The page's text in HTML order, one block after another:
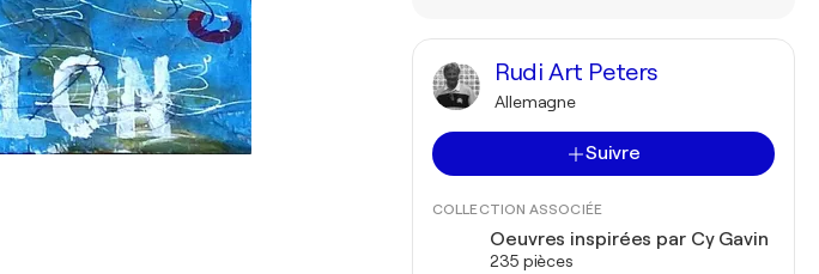
Rudi Art Peters
Allemagne
Suivre
COLLECTION ASSOCIÉE
Oeuvres inspirées par Cy Gavin
235 pièces